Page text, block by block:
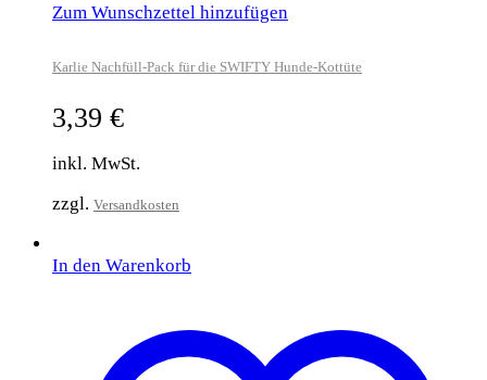
Zum Wunschzettel hinzufügen
Karlie Nachfüll-Pack für die SWIFTY Hunde-Kottüte
3,39 €
inkl. MwSt.
zzgl. Versandkosten
In den Warenkorb